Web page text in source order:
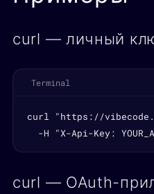
curl — личный
Terminal
curl "https://
-H "X-Api-Key:
curl — OAuth-